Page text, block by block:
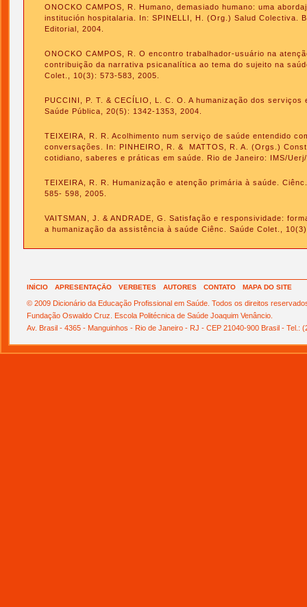
ONOCKO CAMPOS, R. Humano, demasiado humano: uma
institución hospitalaria. In: SPINELLI, H. (Org.) Salud Colectiva.
Editorial, 2004.
ONOCKO CAMPOS, R. O encontro trabalhador-usuário na
contribuição da narrativa psicanalítica ao tema do sujeito na
Colet., 10(3): 573-583, 2005.
PUCCINI, P. T. & CECÍLIO, L. C. O. A humanização dos serviços
Saúde Pública, 20(5): 1342-1353, 2004.
TEIXEIRA, R. R. Acolhimento num serviço de saúde entendido
conversações. In: PINHEIRO, R. & MATTOS, R. A. (Orgs.)
cotidiano, saberes e práticas em saúde. Rio de Janeiro: IMS/
TEIXEIRA, R. R. Humanização e atenção primária à saúde.
585- 598, 2005.
VAITSMAN, J. & ANDRADE, G. Satisfação e responsividade:
a humanização da assistência à saúde Ciênc. Saúde Colet.,
INÍCIO APRESENTAÇÃO VERBETES AUTORES CONTATO MAPA DO SITE
© 2009 Dicionário da Educação Profissional em Saúde. Todos os direitos
Fundação Oswaldo Cruz. Escola Politécnica de Saúde Joaquim Venâncio.
Av. Brasil - 4365 - Manguinhos - Rio de Janeiro - RJ - CEP 21040-900 Brasil - Tel.: